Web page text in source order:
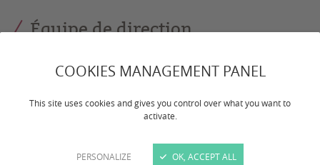
COOKIES MANAGEMENT PANEL
This site uses cookies and gives you control over what you want to
activate.
PERSONALIZE OK, ACCEPT ALL
Équipe de direction
DIRECTRICE ADJOINTE :Valérie Schurdi-Levraud